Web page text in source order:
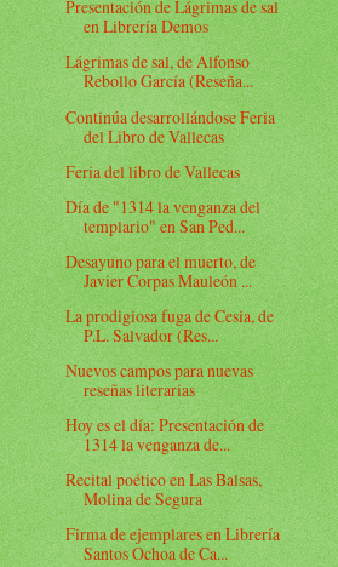
Presentación de Lágrimas de sal
en Librería Demos
Lágrimas de sal, de Alfonso
Rebollo García (Reseña...
Continúa desarrollándose Feria
del Libro de Vallecas
Feria del libro de Vallecas
Día de "1314 la venganza del
templario" en San Ped...
Desayuno para el muerto, de
Javier Corpas Mauleón ...
La prodigiosa fuga de Cesia, de
P.L. Salvador (Res...
Nuevos campos para nuevas
reseñas literarias
Hoy es el día: Presentación de
1314 la venganza de...
Recital poético en Las Balsas,
Molina de Segura
Firma de ejemplares en Librería
Santos Ochoa de Ca...